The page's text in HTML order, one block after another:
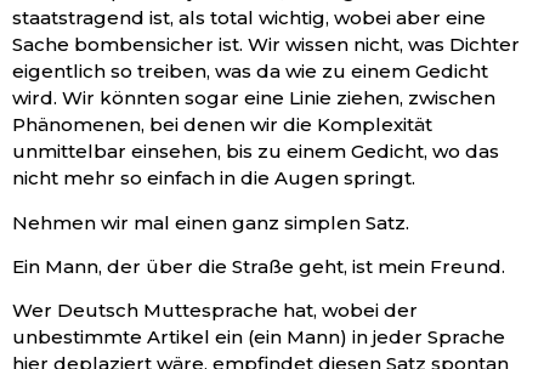
staatstragend ist, als total wichtig, wobei aber eine
Sache bombensicher ist. Wir wissen nicht, was Dichter
eigentlich so treiben, was da wie zu einem Gedicht
wird. Wir könnten sogar eine Linie ziehen, zwischen
Phänomenen, bei denen wir die Komplexität
unmittelbar einsehen, bis zu einem Gedicht, wo das
nicht mehr so einfach in die Augen springt.
Nehmen wir mal einen ganz simplen Satz.
Ein Mann, der über die Straße geht, ist mein Freund.
Wer Deutsch Muttesprache hat, wobei der
unbestimmte Artikel ein (ein Mann) in jeder Sprache
hier deplaziert wäre, empfindet diesen Satz spontan